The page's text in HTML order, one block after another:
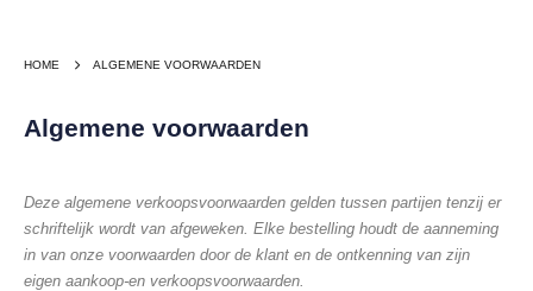
HOME ALGEMENE VOORWAARDEN
Algemene voorwaarden
Deze algemene verkoopsvoorwaarden gelden tussen partijen tenzij er
schriftelijk wordt van afgeweken. Elke bestelling houdt de aanneming
in van onze voorwaarden door de klant en de ontkenning van zijn
eigen aankoop-en verkoopsvoorwaarden.